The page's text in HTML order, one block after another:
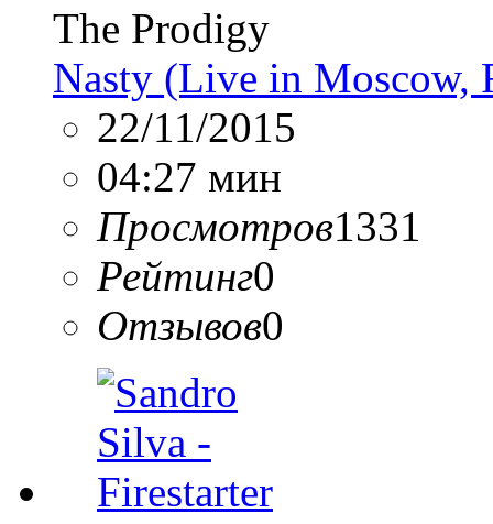
The Prodigy
Nasty (Live in Moscow,
22/11/2015
04:27 мин
Просмотров1331
Рейтинг0
Отзывов0